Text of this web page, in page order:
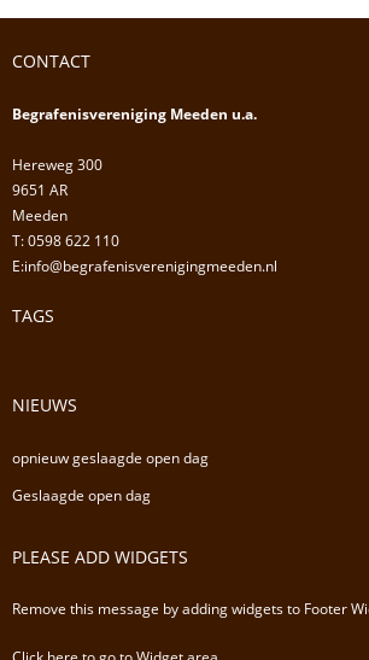
CONTACT
Begrafenisvereniging Meeden u.a.
Hereweg 300
9651 AR
Meeden
T: 0598 622 110
E:info@begrafenisverenigingmeeden.nl
TAGS
NIEUWS
opnieuw geslaagde open dag
Geslaagde open dag
PLEASE ADD WIDGETS
Remove this message by adding widgets to Footer